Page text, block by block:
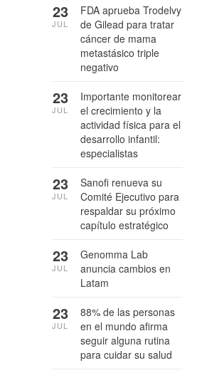
FDA aprueba Trodelvy
de Gilead para tratar
cáncer de mama
metastásico triple
negativo
23
JUL
Importante monitorear
el crecimiento y la
actividad física para el
desarrollo infantil:
especialistas
23
JUL
Sanofi renueva su
Comité Ejecutivo para
respaldar su próximo
capítulo estratégico
23
JUL
Genomma Lab
anuncia cambios en
Latam
23
JUL
88% de las personas
en el mundo afirma
seguir alguna rutina
para cuidar su salud
23
JUL